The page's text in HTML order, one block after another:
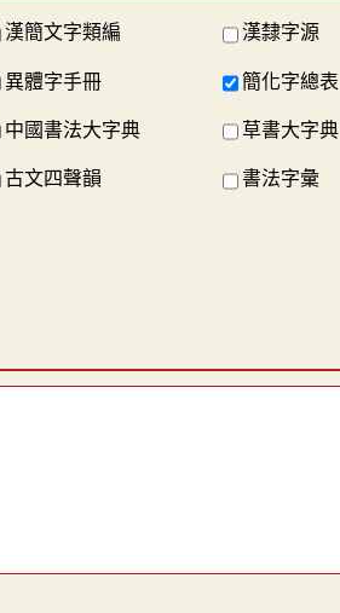
漢簡文字類編 漢隸字源
異體字手冊 簡化字總表
中國書法大字典 草書大字典
古文四聲韻 書法字彙